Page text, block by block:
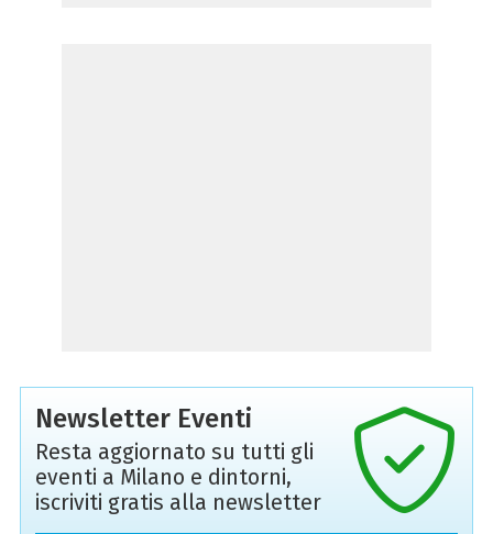
Newsletter Eventi
Resta aggiornato su tutti gli
eventi a Milano e dintorni,
iscriviti gratis alla newsletter